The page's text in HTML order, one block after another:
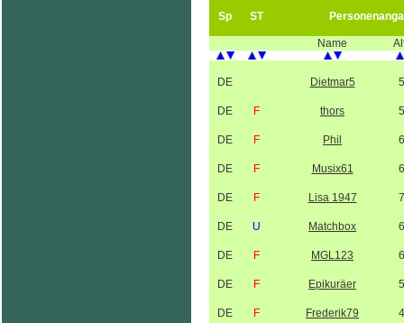
Sp ST
Name
DE Dietmar5
DE F thors
DE F Phil
DE F Musix61
DE F Lisa 1947
DE U Matchbox
DE F MGL123
DE F Epikuräer
DE F Frederik79